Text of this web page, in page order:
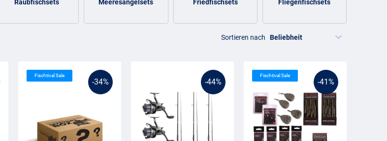
Raubfischsets Meeresangelsets Friedfischsets Fliegenfischsets
Sortieren nach
-34%
Fischtival Sale
-44% -41%
Fischtival Sale